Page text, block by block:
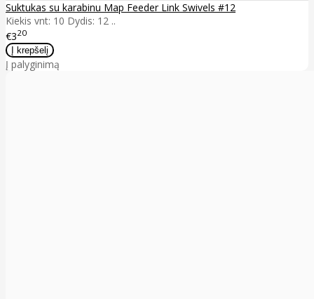
Suktukas su karabinu Map Feeder Link Swivels #12
Kiekis vnt: 10 Dydis: 12 ..
€320
Į palyginimą